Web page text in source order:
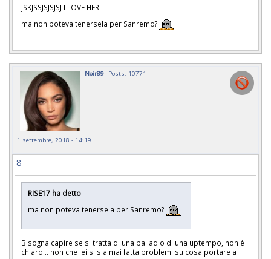
JSKJSSJSJSJSJ I LOVE HER
ma non poteva tenersela per Sanremo?
Noir89 Posts: 10771
1 settembre, 2018 - 14:19
8
RISE17 ha detto
ma non poteva tenersela per Sanremo?
Bisogna capire se si tratta di una ballad o di una uptempo, non è
chiaro... non che lei si sia mai fatta problemi su cosa portare a